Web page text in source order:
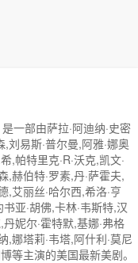
一部由萨拉·阿迪纳·史密
刘易斯·普尔曼,阿雅·娜奥
,帕特里克·R·沃克,凯文·
,赫伯特·罗素,丹·萨霍夫,
,艾丽丝·哈尔西,希洛·亨
亚·胡佛,卡林·韦斯特,汉
妮尔·霍特默,基娜·弗格
,娜塔莉·韦塔,阿什利·莫尼
等主演的美国最新美剧。